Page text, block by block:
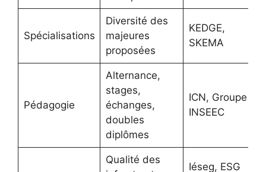
Spécialisations
Diversité des
majeures
proposées
KEDGE,
SKEMA
Pédagogie
Alternance,
stages,
échanges,
doubles
diplômes
ICN, Groupe
INSEEC
Qualité des
Iéseg, ESG